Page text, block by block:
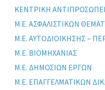
ΚΕΝΤΡΙΚΗ
Μ.Ε. ΑΣΦΑΛΙΣΤΙΚΩΝ
Μ.Ε. ΑΥΤΟΔΙΟΙΚΗΣΗΣ –
Μ.Ε. ΒΙΟΜΗΧΑΝΙΑΣ
Μ.Ε. ΔΗΜΟΣΙΩΝ ΕΡΓΩΝ
Μ.Ε. ΕΠΑΓΓΕΛΜΑΤΙΚΩΝ